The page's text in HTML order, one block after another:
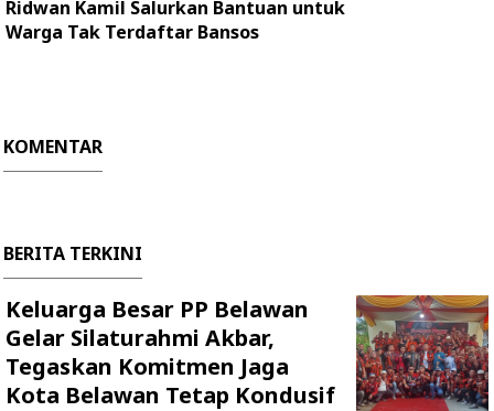
Ridwan Kamil Salurkan Bantuan untuk
Warga Tak Terdaftar Bansos
KOMENTAR
BERITA TERKINI
Keluarga Besar PP Belawan
Gelar Silaturahmi Akbar,
Tegaskan Komitmen Jaga
Kota Belawan Tetap Kondusif